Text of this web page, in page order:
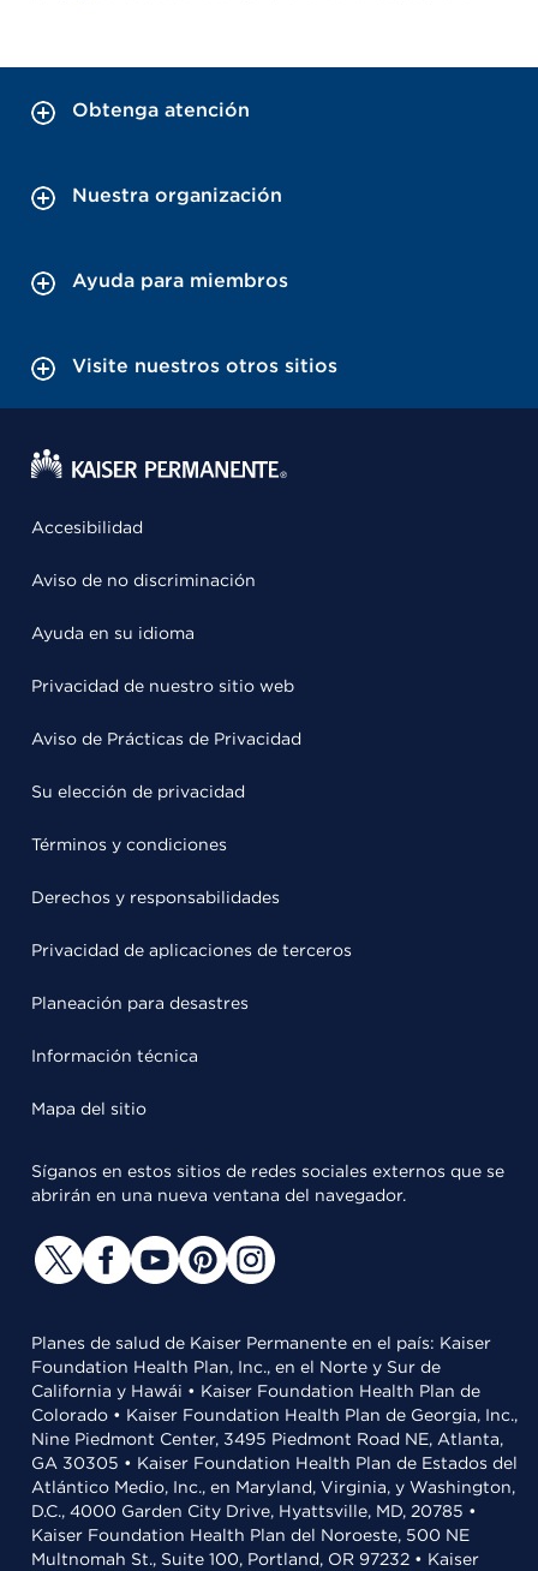
Obtenga atención
Nuestra organización
Ayuda para miembros
Visite nuestros otros sitios
Accesibilidad
Aviso de no discriminación
Ayuda en su idioma
Privacidad de nuestro sitio web
Aviso de Prácticas de Privacidad
Su elección de privacidad
Términos y condiciones
Derechos y responsabilidades
Privacidad de aplicaciones de terceros
Planeación para desastres
Información técnica
Mapa del sitio
Síganos en estos sitios de redes sociales externos que se
abrirán en una nueva ventana del navegador.
Planes de salud de Kaiser Permanente en el país: Kaiser
Foundation Health Plan, Inc., en el Norte y Sur de
California y Hawái • Kaiser Foundation Health Plan de
Colorado • Kaiser Foundation Health Plan de Georgia, Inc.,
Nine Piedmont Center, 3495 Piedmont Road NE, Atlanta,
GA 30305 • Kaiser Foundation Health Plan de Estados del
Atlántico Medio, Inc., en Maryland, Virginia, y Washington,
D.C., 4000 Garden City Drive, Hyattsville, MD, 20785 •
Kaiser Foundation Health Plan del Noroeste, 500 NE
Multnomah St., Suite 100, Portland, OR 97232 • Kaiser